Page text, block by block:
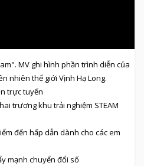
MV ghi hình phần trình diễn của
nhiên thế giới Vịnh Hạ Long.
trực tuyến
trương khu trải nghiệm STEAM
đến hấp dẫn dành cho các em
mạnh chuyển đổi số